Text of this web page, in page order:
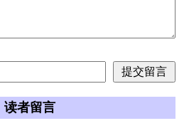
读者留言